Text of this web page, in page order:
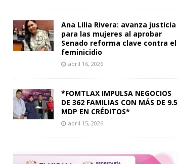
Ana Lilia Rivera: avanza justicia
para las mujeres al aprobar
Senado reforma clave contra el
feminicidio
abril 16, 2026
*FOMTLAX IMPULSA NEGOCIOS
DE 362 FAMILIAS CON MÁS DE 9.5
MDP EN CRÉDITOS*
abril 15, 2026